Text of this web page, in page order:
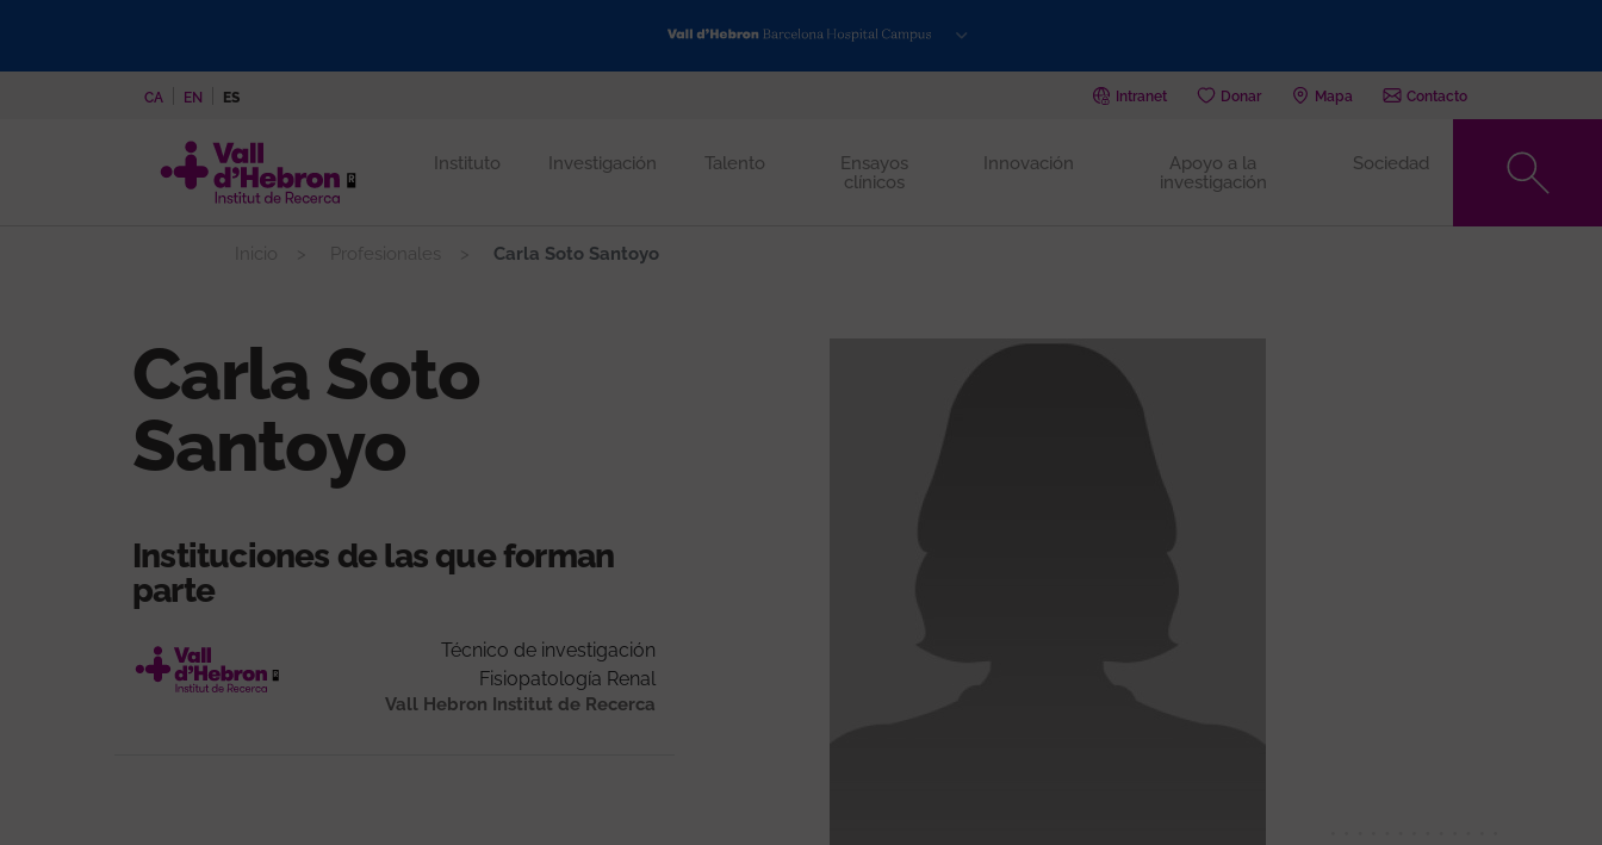
CA EN ES Intranet Donar Mapa Contacto
Instituto Investigación Talento
Ensayos
clínicos
Innovación
Apoyo a la
investigación
Sociedad
Profesionales Carla Soto Santoyo
Carla Soto
Santoyo
Instituciones de las que forman
parte
Técnico de investigación
Fisiopatología Renal
Vall Hebron Institut de Recerca